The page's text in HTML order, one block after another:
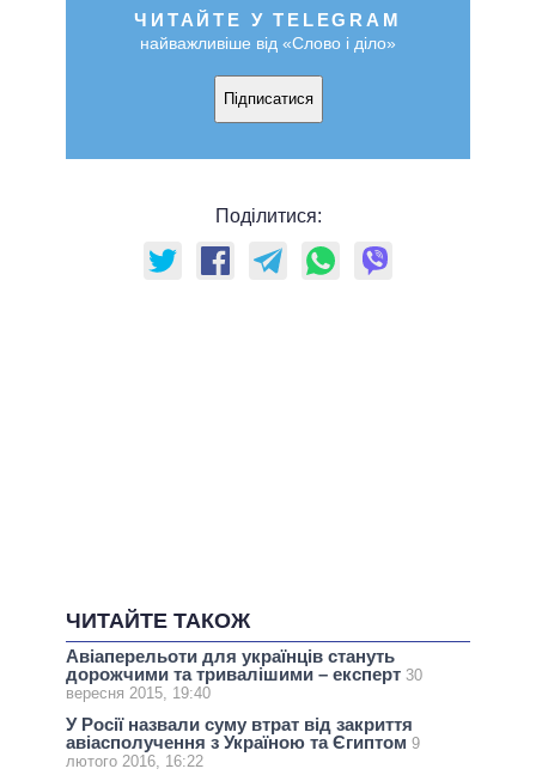
ЧИТАЙТЕ У TELEGRAM
найважливіше від «Слово і діло»
Підписатися
Поділитися:
ЧИТАЙТЕ ТАКОЖ
Авіаперельоти для українців стануть
дорожчими та тривалішими – експерт 30
вересня 2015, 19:40
У Росії назвали суму втрат від закриття
авіасполучення з Україною та Єгиптом 9
лютого 2016, 16:22